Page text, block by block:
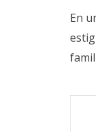
En